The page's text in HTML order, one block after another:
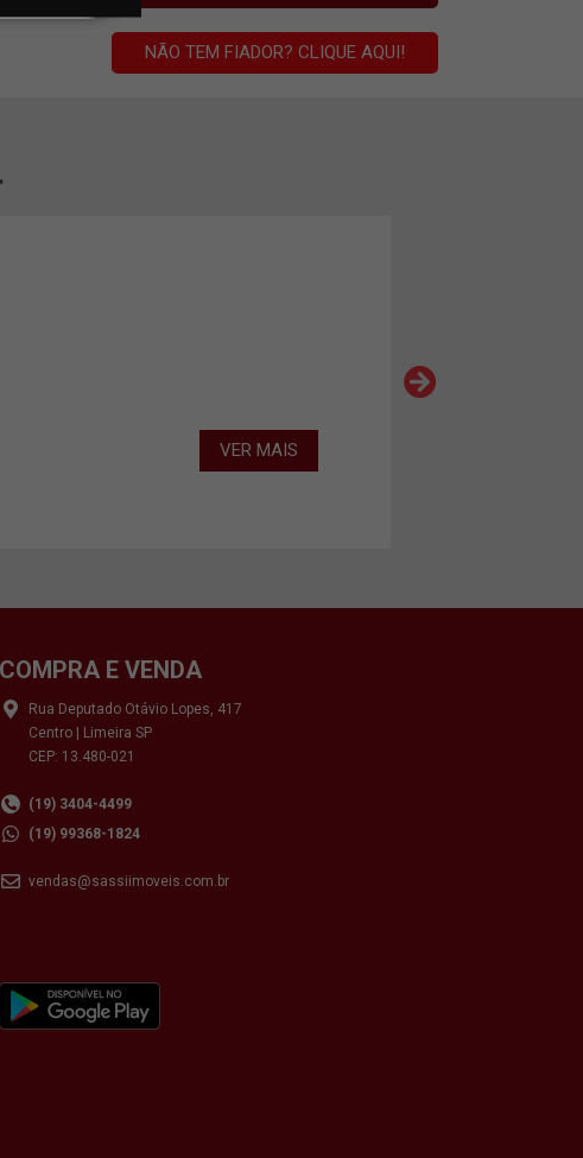
NÃO TEM FIADOR? CLIQUE AQUI!
VER MAIS
COMPRA E VENDA
Rua Deputado Otávio Lopes, 417
Centro | Limeira SP
CEP: 13.480-021
(19) 3404-4499
(19) 99368-1824
vendas@sassiimoveis.com.br